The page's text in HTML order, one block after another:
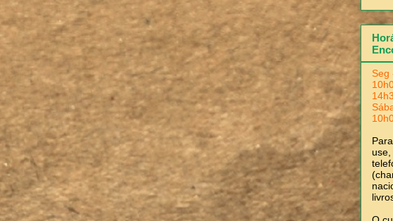
Seg
use,